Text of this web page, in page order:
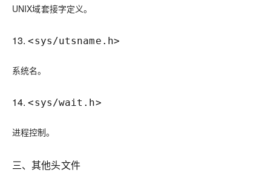
UNIX域套接字定义。
13.<sys/utsname.h>
系统名。
14.<sys/wait.h>
进程控制。
三、其他头文件